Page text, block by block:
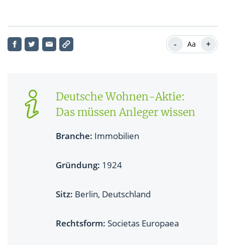
Überblick
- Aa +
Deutsche Wohnen-Aktie:
Das müssen Anleger wissen
Branche: Immobilien
Gründung: 1924
Sitz: Berlin, Deutschland
Rechtsform: Societas Europaea